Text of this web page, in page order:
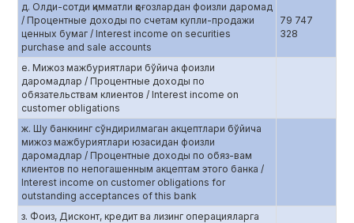
д. Олди-сотди қимматли қоғозлардан фоизли даромад
/ Процентные доходы по счетам купли-продажи
ценных бумаг / Interest income on securities
purchase and sale accounts
79 747
328
е. Мижоз мажбуриятлари бўйича фоизли
даромадлар / Процентные доходы по
обязательствам клиентов / Interest income on
customer obligations
ж. Шу банкнинг сўндирилмаган акцептлари бўйича
мижоз мажбуриятлари юзасидан фоизли
даромадлар / Процентные доходы по обяз-вам
клиентов по непогашенным акцептам этого банка /
Interest income on customer obligations for
outstanding acceptances of this bank
з. Фоиз, Дисконт, кредит ва лизинг операцияларга